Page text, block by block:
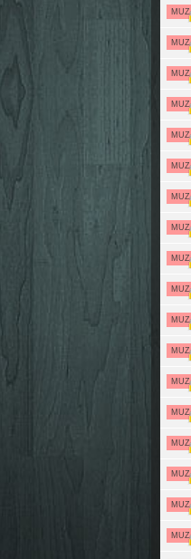
MUZ
MUZ
MUZ
MUZ
MUZ
MUZ
MUZ
MUZ
MUZ
MUZ
MUZ
MUZ
MUZ
MUZ
MUZ
MUZ
MUZ
MUZ